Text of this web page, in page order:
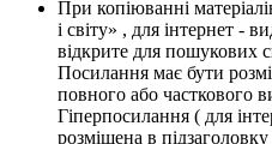
При копіюванні
і світу» , для інтернет -
відкрите для пошукових
Посилання має бути
повного або часткового
Гіперпосилання ( для
розміщена в